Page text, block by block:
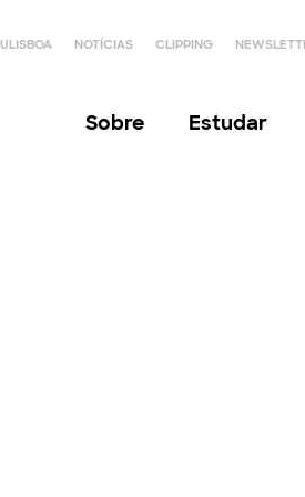
ULISBOA NOTÍCIAS CLIPPING
Sobre Estudar